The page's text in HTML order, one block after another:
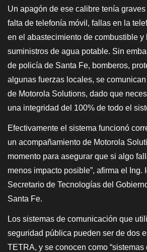
Un apagón de ese calibre tenía
falta de telefonía móvil, fallas en la
en el abastecimiento de combustible y
suministros de agua potable. Sin
de policía de Santa Fe, bomberos,
algunas fuerzas locales, se
de Motorola Solutions, dado que
una integridad del 100% de todo el
Efectivamente el sistema funcionó
un acompañamiento de Motorola
momento para asegurar que si algo
menos impacto posible”, afirma el Ing.
Secretario de Tecnologías del
Santa Fe.
Los sistemas de comunicación que
seguridad pública pueden ser de dos
TETRA, y se conocen como “sistemas